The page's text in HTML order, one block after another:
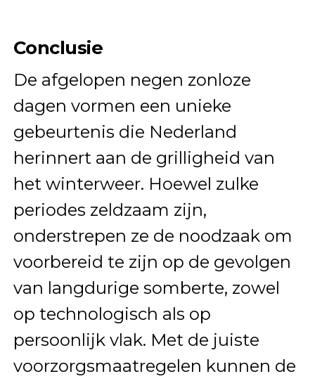
Conclusie
De afgelopen negen zonloze
dagen vormen een unieke
gebeurtenis die Nederland
herinnert aan de grilligheid van
het winterweer. Hoewel zulke
periodes zeldzaam zijn,
onderstrepen ze de noodzaak om
voorbereid te zijn op de gevolgen
van langdurige somberte, zowel
op technologisch als op
persoonlijk vlak. Met de juiste
voorzorgsmaatregelen kunnen de